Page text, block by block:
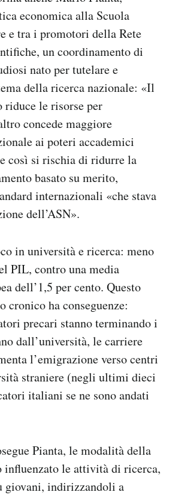
economica alla Scuola
e tra i promotori della Rete
un coordinamento di
nato per tutelare e
della ricerca nazionale: «Il
riduce le risorse per
concede maggiore
ai poteri accademici
così si rischia di ridurre la
basato su merito,
internazionali «che stava
dell’ASN».
in università e ricerca: meno
PIL, contro una media
dell’1,5 per cento. Questo
cronico ha conseguenze:
precari stanno terminando i
dall’università, le carriere
l’emigrazione verso centri
straniere (negli ultimi dieci
italiani se ne sono andati
Pianta, le modalità della
influenzato le attività di ricerca,
giovani, indirizzandoli a